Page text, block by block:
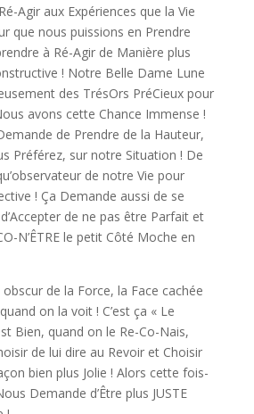
Agir aux Expériences que la Vie
que nous puissions en Prendre
à Ré-Agir de Manière plus
! Notre Belle Dame Lune
des TrésOrs PréCieux pour
avons cette Chance Immense !
de Prendre de la Hauteur,
Préférez, sur notre Situation ! De
de notre Vie pour
! Ça Demande aussi de se
de ne pas être Parfait et
N’ÊTRE le petit Côté Moche en
de la Force, la Face cachée
on la voit ! C’est ça « Le
Bien, quand on le Re-Co-Nais,
de lui dire au Revoir et Choisir
bien plus Jolie ! Alors cette fois-
Demande d’Être plus JUSTE